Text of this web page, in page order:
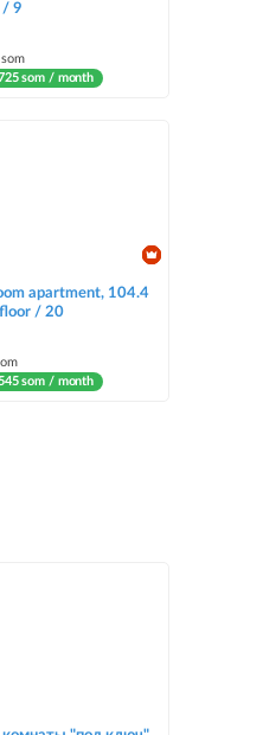
/ 9
som / month
apartment, 104.4
/ 20
som / month